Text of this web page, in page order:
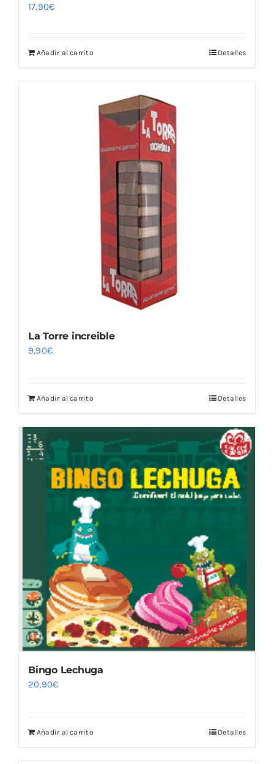
17,90€
Añadir al carrito Detalles
La Torre increible
9,90€
Añadir al carrito Detalles
Bingo Lechuga
20,90€
Añadir al carrito Detalles